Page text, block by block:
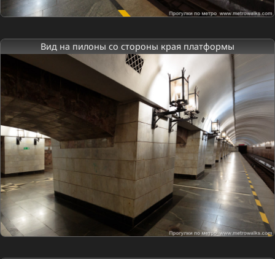
Вид на пилоны со стороны края платформы